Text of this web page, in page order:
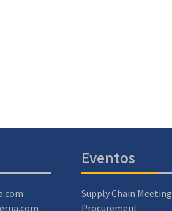
Eventos
Supply Chain Meeting
Procurement